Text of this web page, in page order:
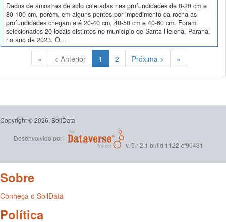
Dados de amostras de solo coletadas nas profundidades de 0-20 cm e
80-100 cm, porém, em alguns pontos por impedimento da rocha as
profundidades chegam até 20-40 cm, 40-50 cm e 40-60 cm. Foram
selecionados 20 locais distintos no município de Santa Helena, Paraná,
no ano de 2023. O...
« < Anterior 1 (Atual)
2 Próxima > »
Copyright © 2026, SoilData
Desenvolvido por
v. 5.12.1 build 1122-cf90431
Sobre
Conheça o SoilData
Política